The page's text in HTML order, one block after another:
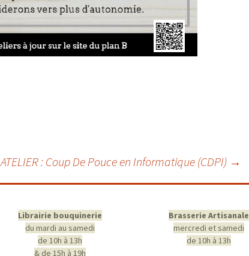
ATELIER : Coup De Pouce en Informatique (CDPI) →
Librairie bouquinerie
du mardi au samedi
de 10h à 13h
& de 15h à 19h
Brasserie Artisanale
mercredi et samedi
de 10h à 13h